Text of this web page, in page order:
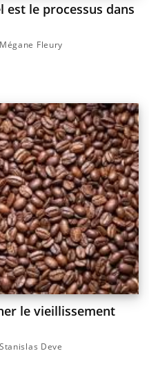
le processus dans
Fleury
le vieillissement
Deve